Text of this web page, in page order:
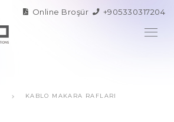
Online Broşür +905330317204
KABLO MAKARA RAFLARI